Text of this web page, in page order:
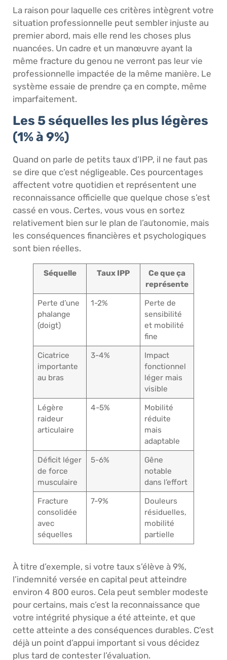
La raison pour laquelle ces critères intègrent votre
situation professionnelle peut sembler injuste au
premier abord, mais elle rend les choses plus
nuancées. Un cadre et un manœuvre ayant la
même fracture du genou ne verront pas leur vie
professionnelle impactée de la même manière. Le
système essaie de prendre ça en compte, même
imparfaitement.
Les 5 séquelles les plus légères
(1% à 9%)
Quand on parle de petits taux d’IPP, il ne faut pas
se dire que c’est négligeable. Ces pourcentages
affectent votre quotidien et représentent une
reconnaissance officielle que quelque chose s’est
cassé en vous. Certes, vous vous en sortez
relativement bien sur le plan de l’autonomie, mais
les conséquences financières et psychologiques
sont bien réelles.
Séquelle Taux IPP
Ce que ça
représente
Perte d’une
phalange
(doigt)
1-2%
Perte de
sensibilité
et mobilité
fine
Cicatrice
importante
au bras
3-4%
Impact
fonctionnel
léger mais
visible
Légère
raideur
articulaire
4-5%
Mobilité
réduite
mais
adaptable
Déficit léger
de force
musculaire
5-6%
Gêne
notable
dans l’effort
Fracture
consolidée
avec
séquelles
7-9%
Douleurs
résiduelles,
mobilité
partielle
À titre d’exemple, si votre taux s’élève à 9%,
l’indemnité versée en capital peut atteindre
environ 4 800 euros. Cela peut sembler modeste
pour certains, mais c’est la reconnaissance que
votre intégrité physique a été atteinte, et que
cette atteinte a des conséquences durables. C’est
déjà un point d’appui important si vous décidez
plus tard de contester l’évaluation.